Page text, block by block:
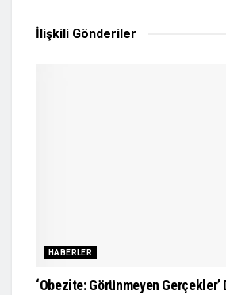
İlişkili Gönderiler
HABERLER
‘Obezite: Görünmeyen Gerçekler’